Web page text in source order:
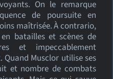
On le remarque
de poursuite en
maîtrisée. À contrario,
batailles et scènes de
et impeccablement
Musclor utilise ses
et nombre de combats